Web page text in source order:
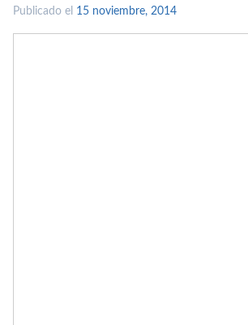
Publicado el 15 noviembre, 2014